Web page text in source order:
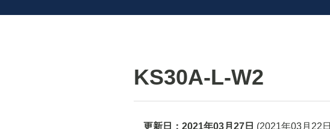
KS30A-L-W2
更新日： 2021年03月27日 (2021年03月22日